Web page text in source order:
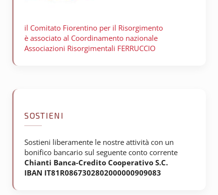
il Comitato Fiorentino per il Risorgimento
è associato al Coordinamento nazionale
Associazioni Risorgimentali FERRUCCIO
SOSTIENI
Sostieni liberamente le nostre attività con un
bonifico bancario sul seguente conto corrente
Chianti Banca-Credito Cooperativo S.C.
IBAN IT81R0867302802000000909083